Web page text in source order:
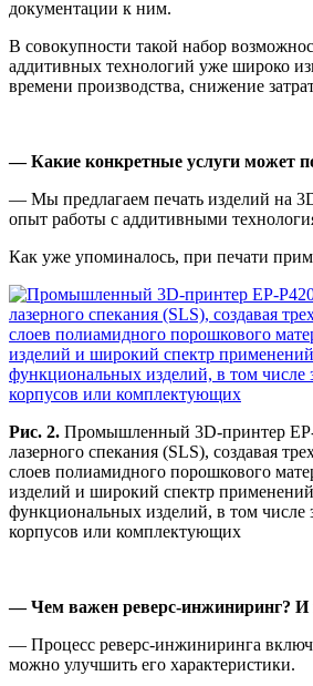
документации к ним.
В совокупности такой набор
аддитивных технологий уже широко
времени производства, снижение
— Какие конкретные услуги может
— Мы предлагаем печать изделий на
опыт работы с аддитивными
Как уже упоминалось, при печати
Рис. 2. Промышленный 3D-принтер EP-
лазерного спекания (SLS), создавая
слоев полиамидного порошкового
изделий и широкий спектр
функциональных изделий, в том числе
корпусов или комплектующих
— Чем важен реверс-инжиниринг? И
— Процесс реверс-инжиниринга
можно улучшить его характеристики.